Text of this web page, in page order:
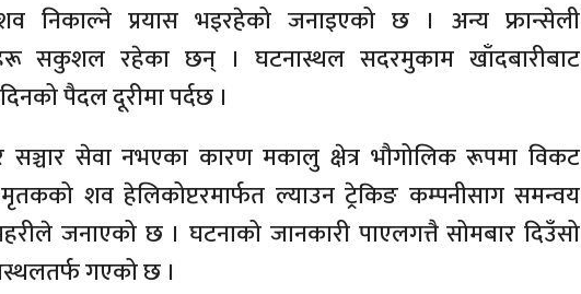
निकाल्ने प्रयास भइरहेको जनाइएको छ । अन्य फ्रान्सेली
सकुशल रहेका छन् । घटनास्थल सदरमुकाम खाँदबारीबाट
पैदल दूरीमा पर्दछ ।
सञ्चार सेवा नभएका कारण मकालु क्षेत्र भौगोलिक रूपमा विकट
शव हेलिकोप्टरमार्फत ल्याउन ट्रेकिङ कम्पनीसाग समन्वय
जनाएको छ । घटनाको जानकारी पाएलगत्तै सोमबार दिउँसो
गएको छ ।